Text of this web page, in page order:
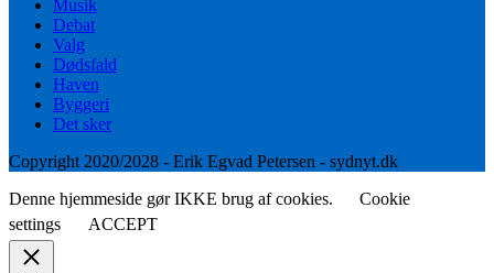
Musik
Debat
Valg
Dødsfald
Haven
Byggeri
Det sker
Copyright 2020/2028 - Erik Egvad Petersen - sydnyt.dk
Denne hjemmeside gør IKKE brug af cookies.
Cookie
settings
ACCEPT